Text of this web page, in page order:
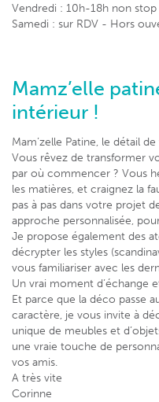
Vendredi : 10h-18h non stop
Samedi : sur RDV - Hors
Mamz’elle
intérieur !
Mam’zelle Patine, le détail
Vous rêvez de transformer
par où commencer ? Vous
les matières, et craignez la
pas à pas dans votre projet
approche personnalisée,
Je propose également des
décrypter les styles
vous familiariser avec les
Un vrai moment d’échange
Et parce que la déco passe
caractère, je vous invite à
unique de meubles et
une vraie touche de
vos amis.
A très vite
Corinne